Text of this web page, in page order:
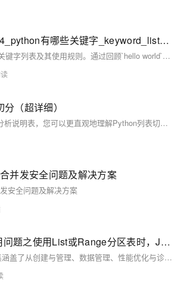
[oeasy]python054_python有哪些关键字_keyword_list_列表_reserved_words
本文介绍了Python的关键字列表及其使用规则。通过回顾`hello world`示例，解释了Python中的标识符命名规则，并探讨了关键字如`if`、`for`、`in`等不能作为变量名的原因。最后，通过`import keyword`和`print(keyword.kwlist)`展示了Python的所有关键字，并总结了关键字不能用作标识符的规则。
（超详细）
通过这些思维导图和分析说明表，您可以更直观地理解Python列表切分的概念、用法和实际应用。希望本文能帮助您更高效地使用Python进行数据处理和分析。
并发安全问题及解决方案
安全问题及解决方案
PolarDB产品使用问题之使用List或Range分区表时，Java代码是否需要进行改动
PolarDB产品使用合集涵盖了从创建与管理、数据管理、性能优化与诊断、安全与合规到生态与集成、运维与支持等全方位的功能和服务，旨在帮助企业轻松构建高可用、高性能且易于管理的数据库环境，满足不同业务场景的需求。用户可以通过阿里云控制台、API、SDK等方式便捷地使用这些功能，实现数据库的高效运维与持续优化。